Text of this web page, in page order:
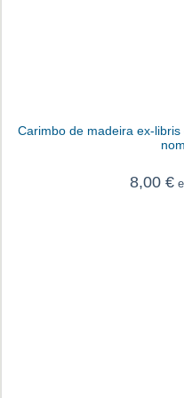
Carimbo de madeira ex-
8,00 €